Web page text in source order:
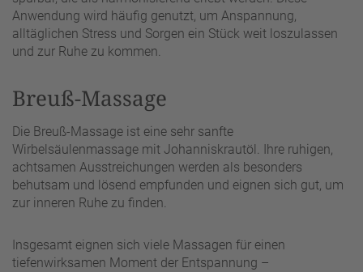
Anwendung wird häufig genutzt, um Anspannung,
alltäglichen Stress und Sorgen ein Stück weit loszulassen
und zur Ruhe zu kommen.
Breuß-Massage
Die Breuß-Massage ist eine sehr sanfte
Wirbelsäulenmassage mit Johanniskrautöl. Ihre ruhigen,
achtsamen Ausstreichungen werden als besonders
behutsam und lösend empfunden und eignen sich gut, um
zur inneren Ruhe zu finden.
Insgesamt eignen sich viele Massagen für einen
tiefenwirksamen Moment der Entspannung –